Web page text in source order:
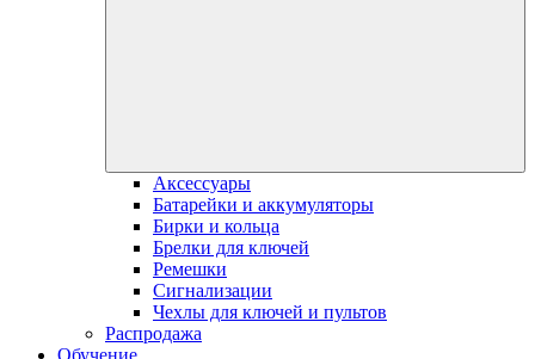
Аксессуары
Батарейки и аккумуляторы
Бирки и кольца
Брелки для ключей
Ремешки
Сигнализации
Чехлы для ключей и пультов
Распродажа
Обучение